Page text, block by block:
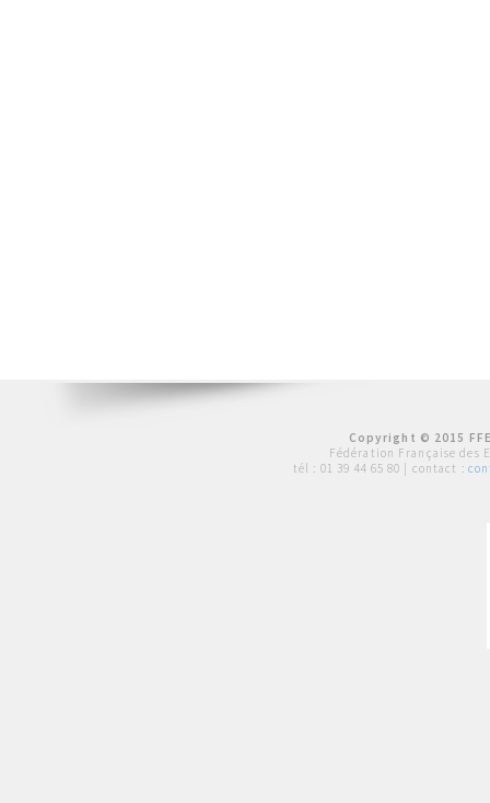
Copyright © 2015
Fédération Française des
tél : 01 39 44 65 80 | contact :